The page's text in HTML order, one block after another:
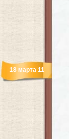
18 марта 11